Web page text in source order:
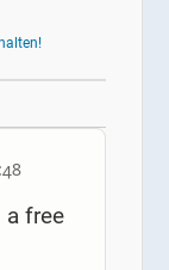
a free